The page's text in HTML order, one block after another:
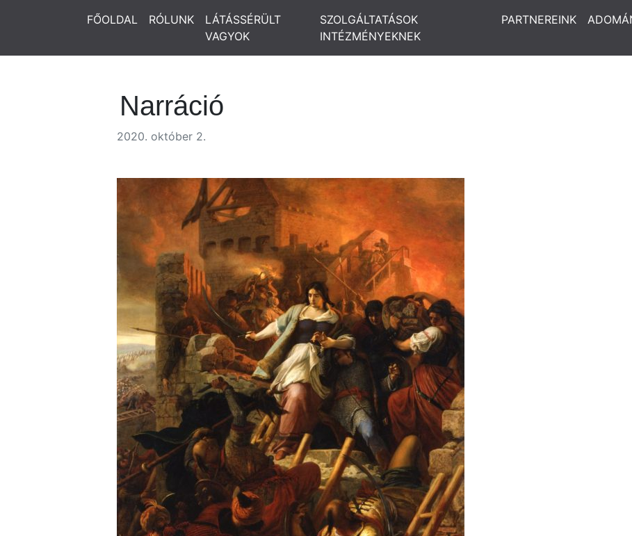
FŐOLDAL RÓLUNK
LÁTÁSSÉRÜLT
VAGYOK
SZOLGÁLTATÁSOK
INTÉZMÉNYEKNEK
PARTNEREINK
Narráció
2020. október 2.